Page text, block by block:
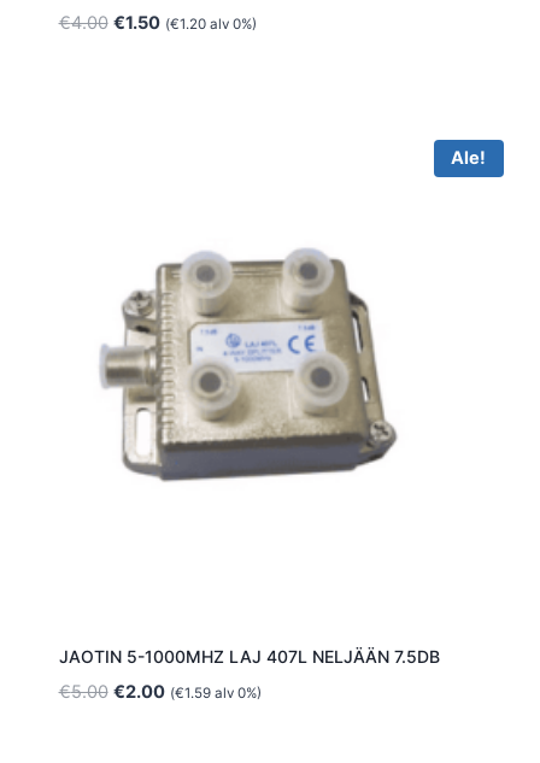
€4.00 Alkuperäinen
€1.50Nykyinen
(€1.20alv 0%)
Ale!
JAOTIN 5-1000MHZ LAJ 407L NELJÄÄN 7.5DB
€5.00 Alkuperäinen
€2.00Nykyinen
(€1.59alv 0%)